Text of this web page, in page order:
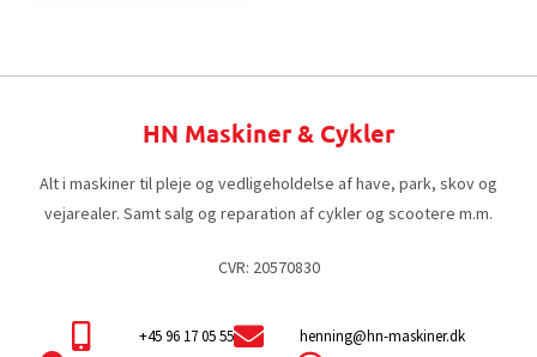
HN Maskiner & Cykler
Alt i maskiner til pleje og vedligeholdelse af have, park, skov og
vejarealer. Samt salg og reparation af cykler og scootere m.m.
CVR: 20570830
+45 96 17 05 55
henning@hn-maskiner.dk